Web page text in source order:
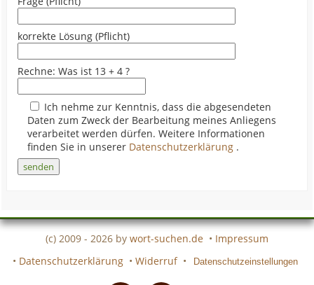
korrekte Lösung (Pflicht)
Rechne: Was ist 13 + 4 ?
Ich nehme zur Kenntnis, dass die abgesendeten
Daten zum Zweck der Bearbeitung meines Anliegens
verarbeitet werden dürfen. Weitere Informationen
finden Sie in unserer Datenschutzerklärung .
(c) 2009 - 2026 by wort-suchen.de • Impressum
• Datenschutzerklärung • Widerruf • Datenschutzeinstellungen